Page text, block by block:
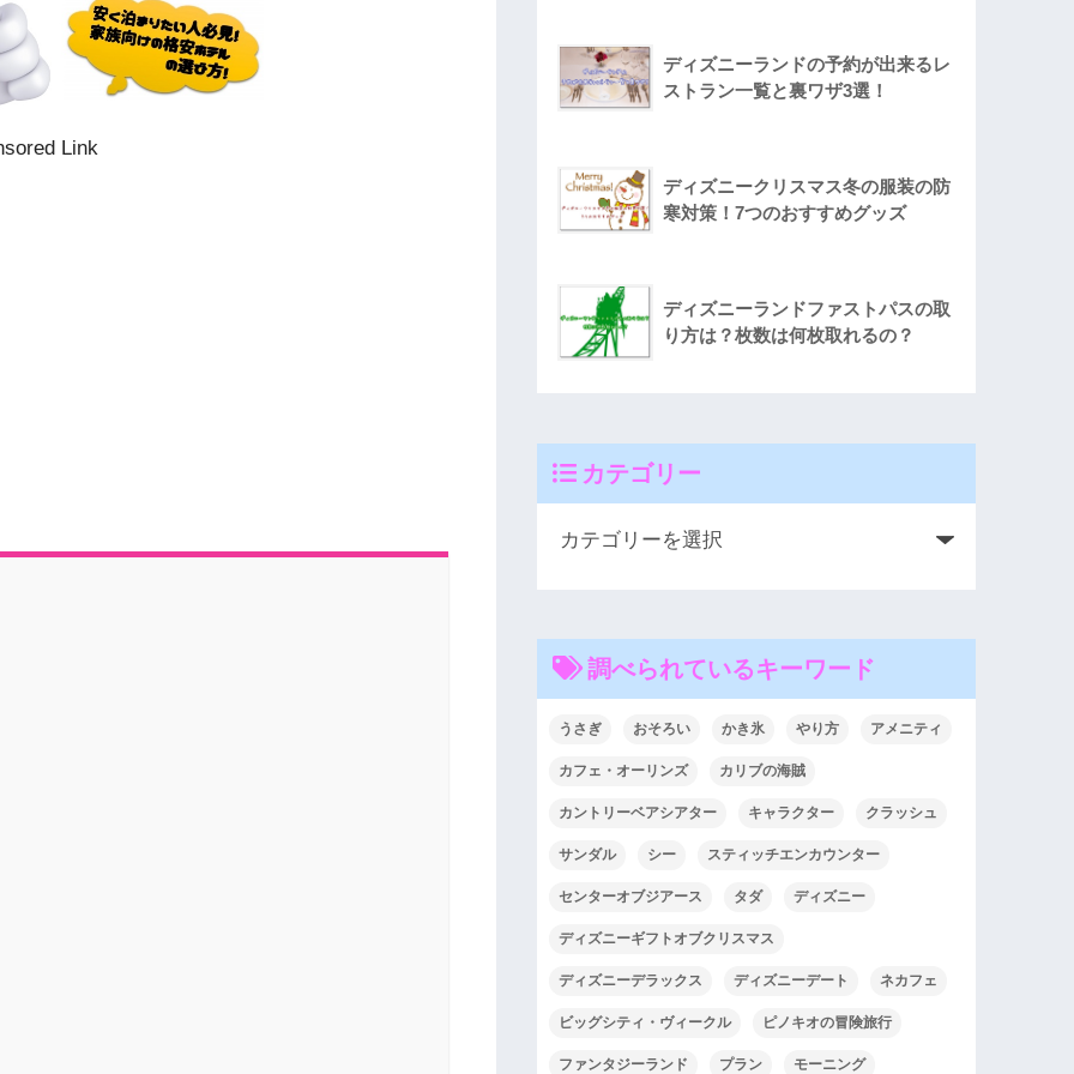
Link
ディズニーランドの予約が出来るレ
ストラン一覧と裏ワザ3選！
ディズニークリスマス冬の服装の防
寒対策！7つのおすすめグッズ
ディズニーランドファストパスの取
り方は？枚数は何枚取れるの？
カテゴリー
調べられているキーワード
うさぎ おそろい かき氷 やり方 アメニティ
カフェ・オーリンズ カリブの海賊
カントリーベアシアター キャラクター クラッシュ
サンダル シー スティッチエンカウンター
センターオブジアース タダ ディズニー
ディズニーギフトオブクリスマス
ディズニーデラックス ディズニーデート ネカフェ
ビッグシティ・ヴィークル ピノキオの冒険旅行
ファンタジーランド プラン モーニング